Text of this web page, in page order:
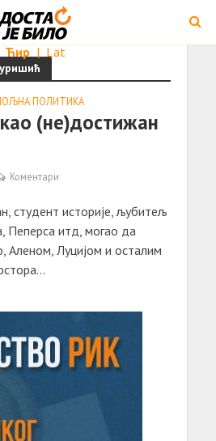
Ћир | Lat
ПОЛИТИКА
(не)достижан
Коментари
студент историје, љубитељ
Пеперса итд, могао да
Аленом, Луцијом и осталим